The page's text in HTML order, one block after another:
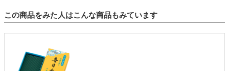
この商品をみた人はこんな商品もみています